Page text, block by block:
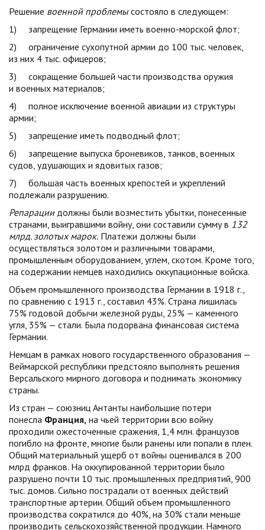
Решение военной проблемысостояло в следующем:
1) запрещение Германии иметь военно-морской флот;
2) ограничение сухопутной армии до 100 тыс. человек,
из них 4 тыс. офицеров;
3) сокращение большей части производства оружия
и военных материалов;
4) полное исключение военной авиации из структуры
армии;
5) запрещение иметь подводный флот;
6) запрещение выпуска броневиков, танков, военных
судов, удушающих и ядовитых газов;
7) большая часть военных крепостей и укреплений
подлежали разрушению.
Репарациидолжны были возместить убытки, понесенные
странами, выигравшими войну, они составили сумму в 132
млрд. золотых марок. Платежи должны были
осуществляться золотом и различными товарами,
промышленным оборудованием, углем, скотом. Кроме того,
на содержании немцев находились оккупационные войска.
Объем промышленного производства Германии в 1918 г.,
по сравнению с 1913 г., составил 43%. Страна лишилась
75% годовой добычи железной руды, 25% — каменного
угля, 35% — стали. Была подорвана финансовая система
Германии.
Немцам в рамках нового государственного образования —
Веймарской республики предстояло выполнять решения
Версальского мирного договора и поднимать экономику
страны.
Из стран — союзниц Антанты наибольшие потери
понесла Франция, на чьей территории всю войну
проходили ожесточенные сражения, 1,4 млн. французов
погибло на фронте, многие были ранены или попали в плен.
Общий материальный ущерб от войны оценивался в 200
млрд франков. На оккупированной территории было
разрушено почти 10 тыс. промышленных предприятий, 900
тыс. домов. Сильно пострадали от военных действий
транспортные артерии. Общий объем промышленного
производства сократился до 40%, на 30% стали меньше
производить сельскохозяйственной продукции. Намного